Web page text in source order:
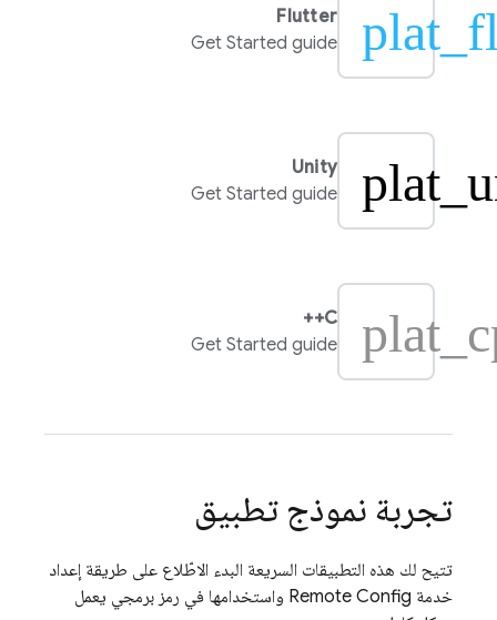
Flutter
Get Started guide
Unity
Get Started guide
C++
Get Started guide
تجربة نموذج تطبيق
تتيح لك هذه التطبيقات السريعة البدء الاطّلاع على طريقة إعداد
خدمة Remote Config واستخدامها في رمز برمجي يعمل